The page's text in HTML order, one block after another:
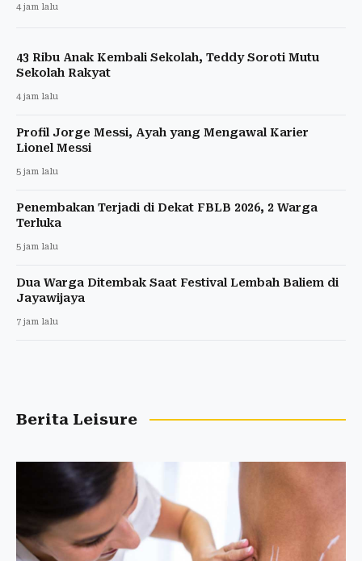
4 jam lalu
43 Ribu Anak Kembali Sekolah, Teddy Soroti Mutu
Sekolah Rakyat
4 jam lalu
Profil Jorge Messi, Ayah yang Mengawal Karier
Lionel Messi
5 jam lalu
Penembakan Terjadi di Dekat FBLB 2026, 2 Warga
Terluka
5 jam lalu
Dua Warga Ditembak Saat Festival Lembah Baliem di
Jayawijaya
7 jam lalu
Berita Leisure